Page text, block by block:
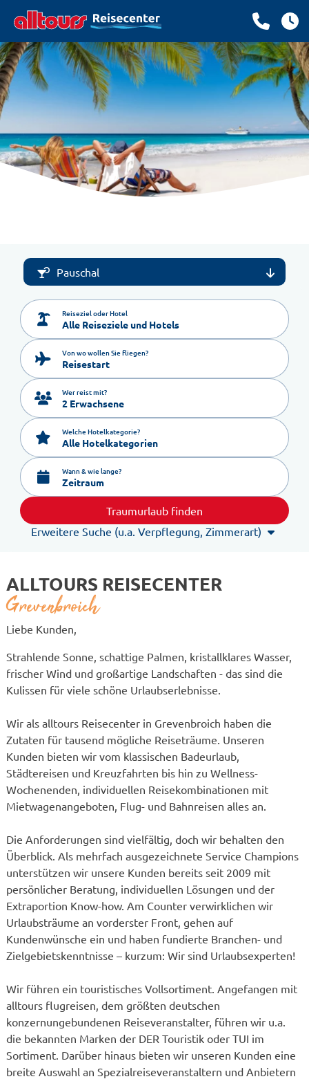
Pauschal
Reiseziel oder Hotel
Von wo wollen Sie fliegen?
Reisestart
Wer reist mit?
2 Erwachsene
Welche Hotelkategorie?
Alle Hotelkategorien
Wann & wie lange?
Zeitraum
Traumurlaub finden
Erweitere Suche (u.a. Verpflegung, Zimmerart)
ALLTOURS REISECENTER
Grevenbroich
Liebe Kunden,
Strahlende Sonne, schattige Palmen, kristallklares Wasser,
frischer Wind und großartige Landschaften - das sind die
Kulissen für viele schöne Urlaubserlebnisse.
Wir als alltours Reisecenter in Grevenbroich haben die
Zutaten für tausend mögliche Reiseträume. Unseren
Kunden bieten wir vom klassischen Badeurlaub,
Städtereisen und Kreuzfahrten bis hin zu Wellness-
Wochenenden, individuellen Reisekombinationen mit
Mietwagenangeboten, Flug- und Bahnreisen alles an.
Die Anforderungen sind vielfältig, doch wir behalten den
Überblick. Als mehrfach ausgezeichnete Service Champions
unterstützen wir unsere Kunden bereits seit 2009 mit
persönlicher Beratung, individuellen Lösungen und der
Extraportion Know-how. Am Counter verwirklichen wir
Urlaubsträume an vorderster Front, gehen auf
Kundenwünsche ein und haben fundierte Branchen- und
Zielgebietskenntnisse – kurzum: Wir sind Urlaubsexperten!
Wir führen ein touristisches Vollsortiment. Angefangen mit
alltours flugreisen, dem größten deutschen
konzernungebundenen Reiseveranstalter, führen wir u.a.
die bekannten Marken der DER Touristik oder TUI im
Sortiment. Darüber hinaus bieten wir unseren Kunden eine
breite Auswahl an Spezialreiseveranstaltern und Anbietern